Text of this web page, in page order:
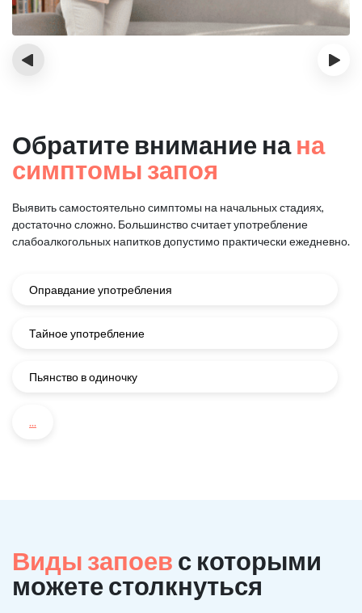
‹ ›
Обратите внимание нана
симптомы запоя
Выявить самостоятельно симптомы на начальных стадиях,
достаточно сложно. Большинство считает употребление
слабоалкогольных напитков допустимо практически ежедневно.
Оправдание употребления
Тайное употребление
Пьянство в одиночку
...
Виды запоев с которыми
можете столкнуться